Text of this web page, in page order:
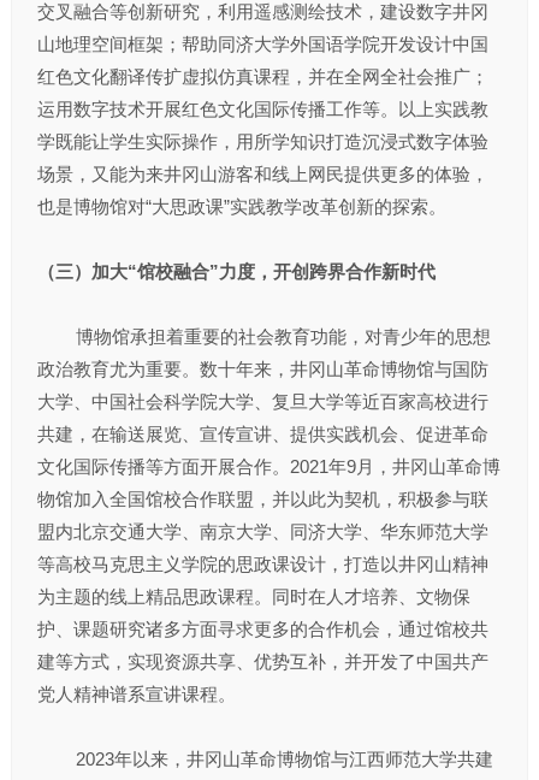
交叉融合等创新研究，利用遥感测绘技术，建设数字井冈
山地理空间框架；帮助同济大学外国语学院开发设计中国
红色文化翻译传扩虚拟仿真课程，并在全网全社会推广；
运用数字技术开展红色文化国际传播工作等。以上实践教
学既能让学生实际操作，用所学知识打造沉浸式数字体验
场景，又能为来井冈山游客和线上网民提供更多的体验，
也是博物馆对“大思政课”实践教学改革创新的探索。
（三）加大“馆校融合”力度，开创跨界合作新时代
博物馆承担着重要的社会教育功能，对青少年的思想
政治教育尤为重要。数十年来，井冈山革命博物馆与国防
大学、中国社会科学院大学、复旦大学等近百家高校进行
共建，在输送展览、宣传宣讲、提供实践机会、促进革命
文化国际传播等方面开展合作。2021年9月，井冈山革命博
物馆加入全国馆校合作联盟，并以此为契机，积极参与联
盟内北京交通大学、南京大学、同济大学、华东师范大学
等高校马克思主义学院的思政课设计，打造以井冈山精神
为主题的线上精品思政课程。同时在人才培养、文物保
护、课题研究诸多方面寻求更多的合作机会，通过馆校共
建等方式，实现资源共享、优势互补，并开发了中国共产
党人精神谱系宣讲课程。
2023年以来，井冈山革命博物馆与江西师范大学共建